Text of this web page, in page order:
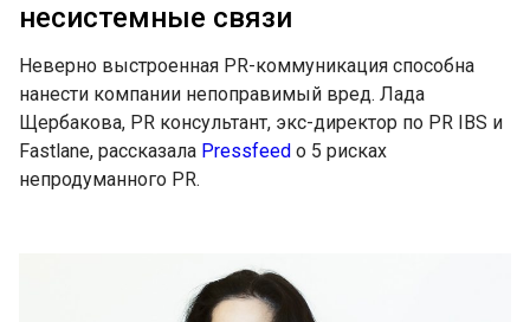
несистемные связи
Неверно выстроенная PR-коммуникация способна
нанести компании непоправимый вред. Лада
Щербакова, PR консультант, экс-директор по PR IBS и
Fastlane, рассказала Pressfeed о 5 рисках
непродуманного PR.